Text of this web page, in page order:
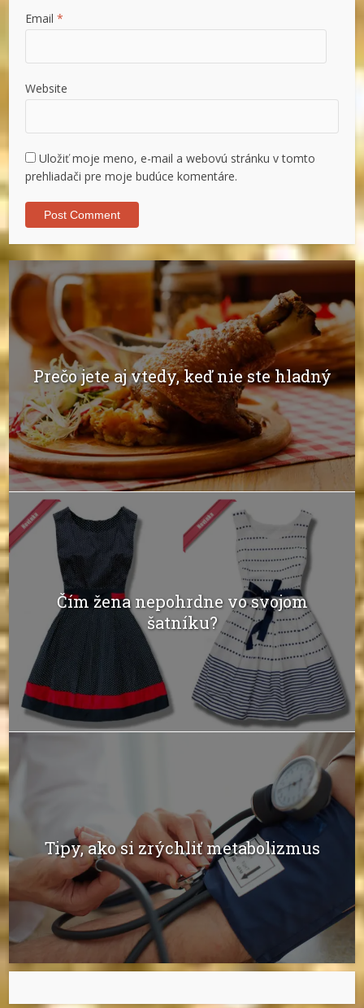
Email *
Website
Uložiť moje meno, e-mail a webovú stránku v tomto
prehliadači pre moje budúce komentáre.
Prečo jete aj vtedy, keď nie ste hladný
Čím žena nepohrdne vo svojom
šatníku?
Tipy, ako si zrýchliť metabolizmus